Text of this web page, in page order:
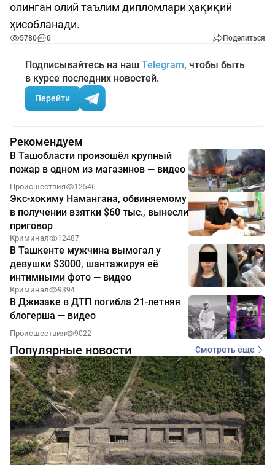
олинган олий таълим дипломлари ҳақиқий
ҳисобланади.
5780 0 Поделиться
Подписывайтесь на наш Telegram, чтобы быть
в курсе последних новостей.
Перейти
Рекомендуем
В Ташобласти произошёл крупный
пожар в одном из магазинов — видео
Происшествия 12546
Экс-хокиму Намангана, обвиняемому
в получении взятки $60 тыс., вынесли
приговор
Криминал 12487
В Ташкенте мужчина вымогал у
девушки $3000, шантажируя её
интимными фото — видео
Криминал 9394
В Джизаке в ДТП погибла 21-летняя
блогерша — видео
Происшествия 9022
Популярные новости Смотреть еще